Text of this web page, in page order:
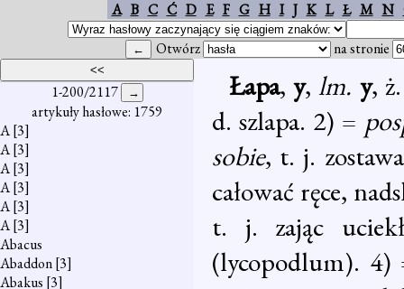
A B C Ć D E F G H I J K L Ł M N
Otwórz na stronie
1-200/2117
artykuły hasłowe: 1759
A[3]
A[3]
A[3]
A[3]
A[3]
A[3]
Abacus
Abaddon[3]
Abakus [3]
Łapa,y,lm. y,
d. szlapa. 2) =
sobie, t. j.
całować ręce,
t. j. zając
(lycopodlum).